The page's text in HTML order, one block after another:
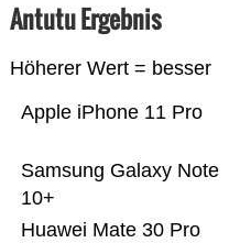
Antutu Ergebnis
Höherer Wert = besser
Huawei Mate 30 Pro
Samsung Galaxy Note
10+
Apple iPhone 11 Pro